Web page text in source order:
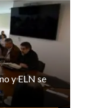
y ELN se